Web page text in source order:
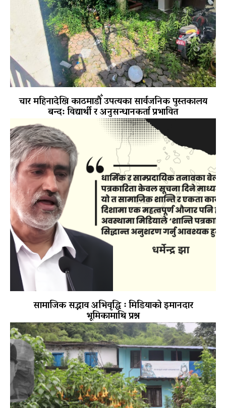
चार महिनादेखि काठमाडौँ उपत्यका सार्वजनिक पुस्तकालय
बन्द: विद्यार्थी र अनुसन्धानकर्ता प्रभावित
सामाजिक सद्भाव अभिवृद्धि ः मिडियाको इमानदार
भूमिकामाथि प्रश्न